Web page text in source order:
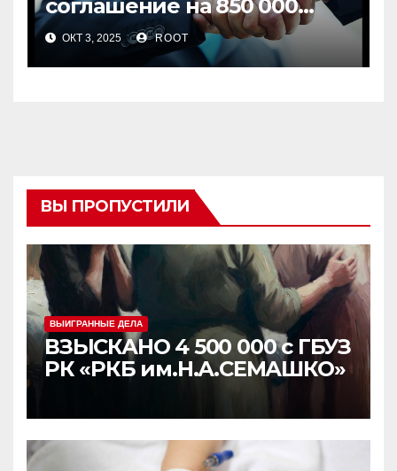
соглашение на 850 000
рублей
ОКТ 3, 2025 ROOT
ВЫ ПРОПУСТИЛИ
ВЫИГРАННЫЕ ДЕЛА
ВЗЫСКАНО 4 500 000 с ГБУЗ
РК «РКБ им.Н.А.СЕМАШКО»